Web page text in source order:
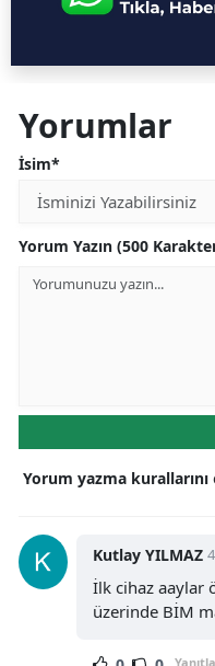
Yorumlar
İsim*
Yorum Yazın (500
Yorum yazma kurallarını
Kutlay YILMAZ
İlk cihaz aaylar
üzerinde BİM
Yanıtla